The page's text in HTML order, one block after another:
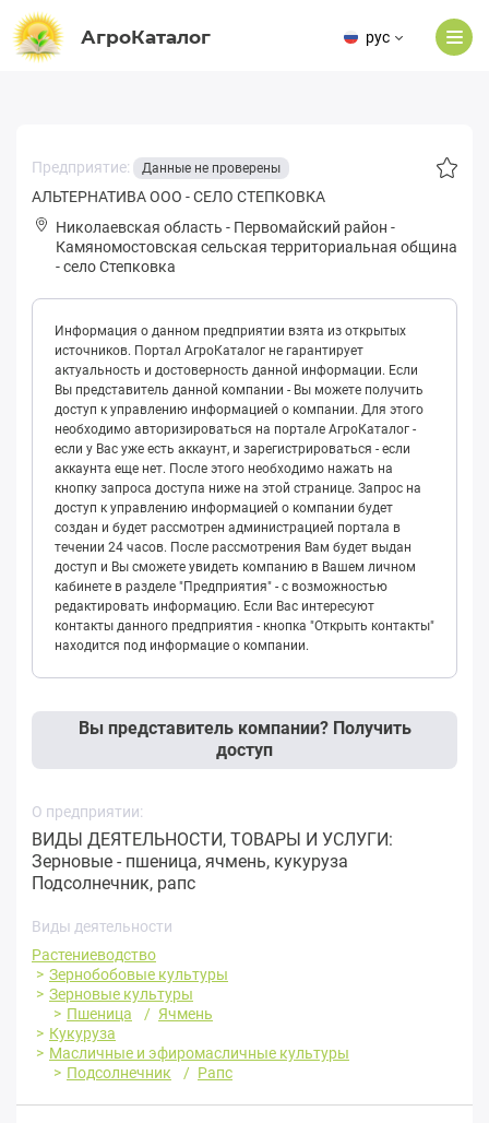
АгроКаталог рус
Предприятие: Данные не проверены
АЛЬТЕРНАТИВА ООО - СЕЛО СТЕПКОВКА
Николаевская область - Первомайский район -
Кaмянoмoстовская сельская территориальная община
-село Степковка
Информация о данном предприятии взята из открытых
источников. Портал АгроКаталог не гарантирует
актуальность и достоверность данной информации. Если
Вы представитель данной компании - Вы можете получить
доступ к управлению информацией о компании. Для этого
необходимо авторизироваться на портале АгроКаталог -
если у Вас уже есть аккаунт, и зарегистрироваться - если
аккаунта еще нет. После этого необходимо нажать на
кнопку запроса доступа ниже на этой странице. Запрос на
доступ к управлению информацией о компании будет
создан и будет рассмотрен администрацией портала в
течении 24 часов. После рассмотрения Вам будет выдан
доступ и Вы сможете увидеть компанию в Вашем личном
кабинете в разделе "Предприятия" - с возможностью
редактировать информацию. Если Вас интересуют
контакты данного предприятия - кнопка "Открыть контакты"
находится под информацие о компании.
Вы представитель компании? Получить
доступ
О предприятии:
ВИДЫ ДЕЯТЕЛЬНОСТИ, ТОВАРЫ И УСЛУГИ:
Зерновые - пшеница, ячмень, кукуруза
Подсолнечник, рапс
Виды деятельности
Растениеводство
Зернобобовые культуры
Зерновые культуры
Пшеница
Ячмень
Кукуруза
Масличные и эфиромасличные культуры
Подсолнечник
Рапс